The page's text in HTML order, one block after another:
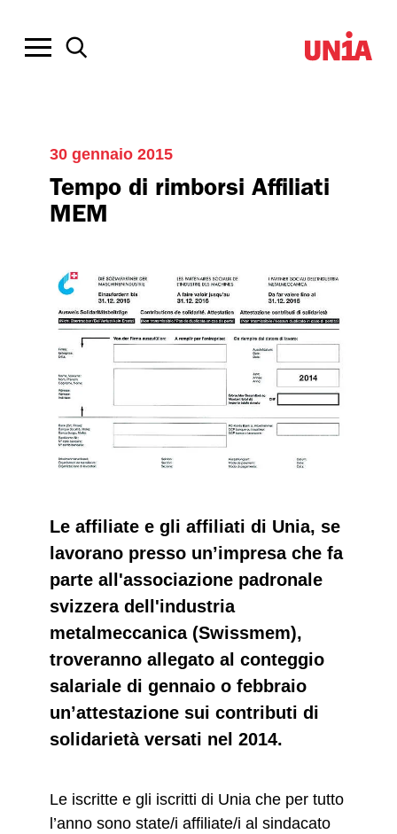
30 gennaio 2015
Tempo di rimborsi Affiliati
MEM
Le affiliate e gli affiliati di Unia, se
lavorano presso un’impresa che fa
parte all'associazione padronale
svizzera dell'industria
metalmeccanica (Swissmem),
troveranno allegato al conteggio
salariale di gennaio o febbraio
un’attestazione sui contributi di
solidarietà versati nel 2014.
Le iscritte e gli iscritti di Unia che per tutto
l’anno sono state/i affiliate/i al sindacato